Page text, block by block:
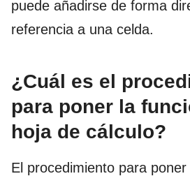
puede añadirse de forma
referencia a una celda.
¿Cuál es el
para poner la
hoja de cálculo?
El procedimiento para